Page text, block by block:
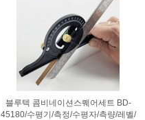
블루텍 콤비네이션스퀘어세트 BD-
45180/수평기/측정/수평자/측량/레벨/